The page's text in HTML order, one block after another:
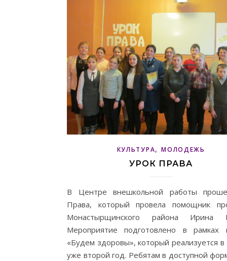
КУЛЬТУРА,МОЛОДЕЖЬ
УРОК ПРАВА
В Центре внешкольной работы
Права, который провела помощник
Монастырщинского района Ирина
Мероприятие подготовлено в рамках
«Будем здоровы», который реализуется
уже второй год. Ребятам в доступной